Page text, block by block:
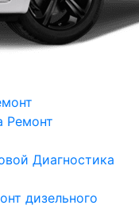
Ремонт
Диагностика
дизельного